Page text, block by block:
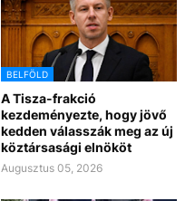
BELFÖLD
A Tisza-frakció
kezdeményezte, hogy jövő
kedden válasszák meg az új
köztársasági elnököt
Augusztus 05, 2026